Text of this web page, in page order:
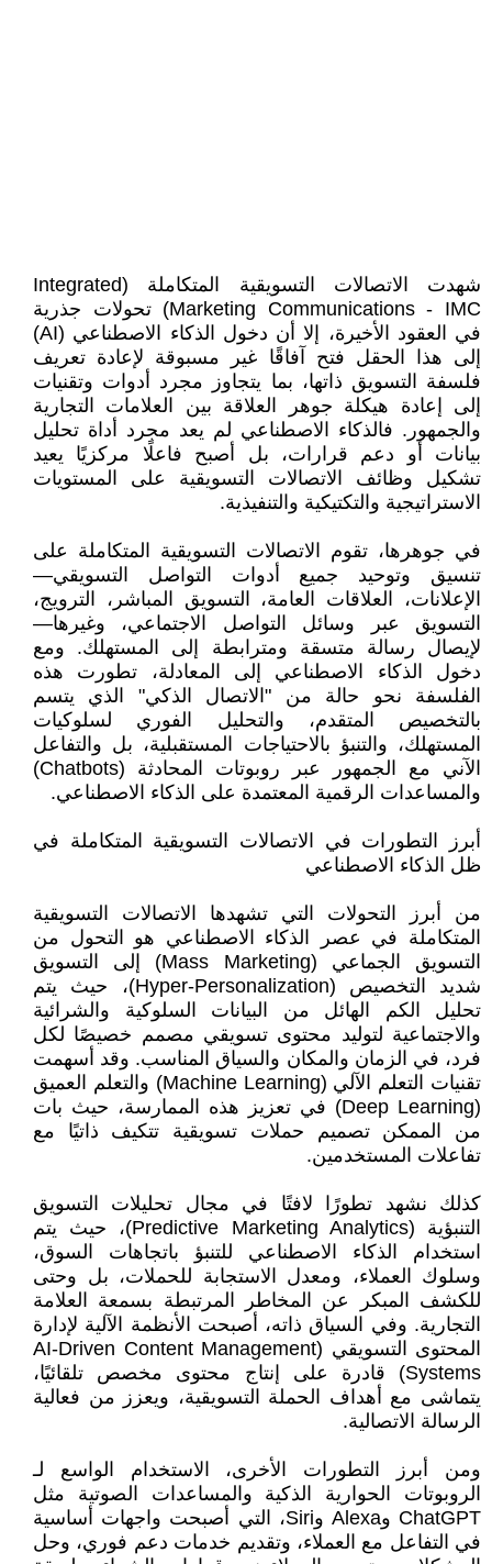
شهدت الاتصالات التسويقية المتكاملة (Integrated
Marketing Communications - IMC) تحولات جذرية
في العقود الأخيرة، إلا أن دخول الذكاء الاصطناعي (AI)
إلى هذا الحقل فتح آفاقًا غير مسبوقة لإعادة تعريف
فلسفة التسويق ذاتها، بما يتجاوز مجرد أدوات وتقنيات
إلى إعادة هيكلة جوهر العلاقة بين العلامات التجارية
والجمهور. فالذكاء الاصطناعي لم يعد مجرد أداة تحليل
بيانات أو دعم قرارات، بل أصبح فاعلًا مركزيًا يعيد
تشكيل وظائف الاتصالات التسويقية على المستويات
الاستراتيجية والتكتيكية والتنفيذية.
في جوهرها، تقوم الاتصالات التسويقية المتكاملة على
تنسيق وتوحيد جميع أدوات التواصل التسويقي—
الإعلانات، العلاقات العامة، التسويق المباشر، الترويج،
التسويق عبر وسائل التواصل الاجتماعي، وغيرها—
لإيصال رسالة متسقة ومترابطة إلى المستهلك. ومع
دخول الذكاء الاصطناعي إلى المعادلة، تطورت هذه
الفلسفة نحو حالة من "الاتصال الذكي" الذي يتسم
بالتخصيص المتقدم، والتحليل الفوري لسلوكيات
المستهلك، والتنبؤ بالاحتياجات المستقبلية، بل والتفاعل
الآني مع الجمهور عبر روبوتات المحادثة (Chatbots)
والمساعدات الرقمية المعتمدة على الذكاء الاصطناعي.
أبرز التطورات في الاتصالات التسويقية المتكاملة في
ظل الذكاء الاصطناعي
من أبرز التحولات التي تشهدها الاتصالات التسويقية
المتكاملة في عصر الذكاء الاصطناعي هو التحول من
التسويق الجماعي (Mass Marketing) إلى التسويق
شديد التخصيص (Hyper-Personalization)، حيث يتم
تحليل الكم الهائل من البيانات السلوكية والشرائية
والاجتماعية لتوليد محتوى تسويقي مصمم خصيصًا لكل
فرد، في الزمان والمكان والسياق المناسب. وقد أسهمت
تقنيات التعلم الآلي (Machine Learning) والتعلم العميق
(Deep Learning) في تعزيز هذه الممارسة، حيث بات
من الممكن تصميم حملات تسويقية تتكيف ذاتيًا مع
تفاعلات المستخدمين.
كذلك نشهد تطورًا لافتًا في مجال تحليلات التسويق
التنبؤية (Predictive Marketing Analytics)، حيث يتم
استخدام الذكاء الاصطناعي للتنبؤ باتجاهات السوق،
وسلوك العملاء، ومعدل الاستجابة للحملات، بل وحتى
للكشف المبكر عن المخاطر المرتبطة بسمعة العلامة
التجارية. وفي السياق ذاته، أصبحت الأنظمة الآلية لإدارة
المحتوى التسويقي (AI-Driven Content Management
Systems) قادرة على إنتاج محتوى مخصص تلقائيًا،
يتماشى مع أهداف الحملة التسويقية، ويعزز من فعالية
الرسالة الاتصالية.
ومن أبرز التطورات الأخرى، الاستخدام الواسع لـ
الروبوتات الحوارية الذكية والمساعدات الصوتية مثل
ChatGPT وAlexa وSiri، التي أصبحت واجهات أساسية
في التفاعل مع العملاء، وتقديم خدمات دعم فوري، وحل